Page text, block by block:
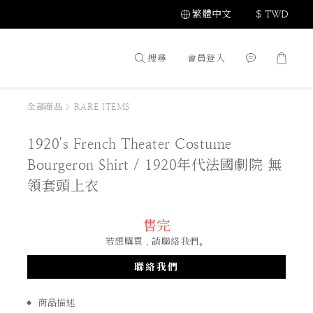
繁體中文 $ TWD
搜尋 會員登入
全部商品 > RARE ITEMS
1920's French Theater Costume
Bourgeron Shirt / 1920年代法國劇院 無
領套頭上衣
售完
若想購買，請聯絡我們。
聯絡我們
商品描述